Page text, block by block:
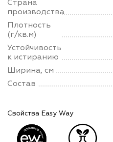
Страна
производства
Плотность
(г/кв.м)
Устойчивость
к истиранию
Ширина, см
Состав
Свойства Easy Way